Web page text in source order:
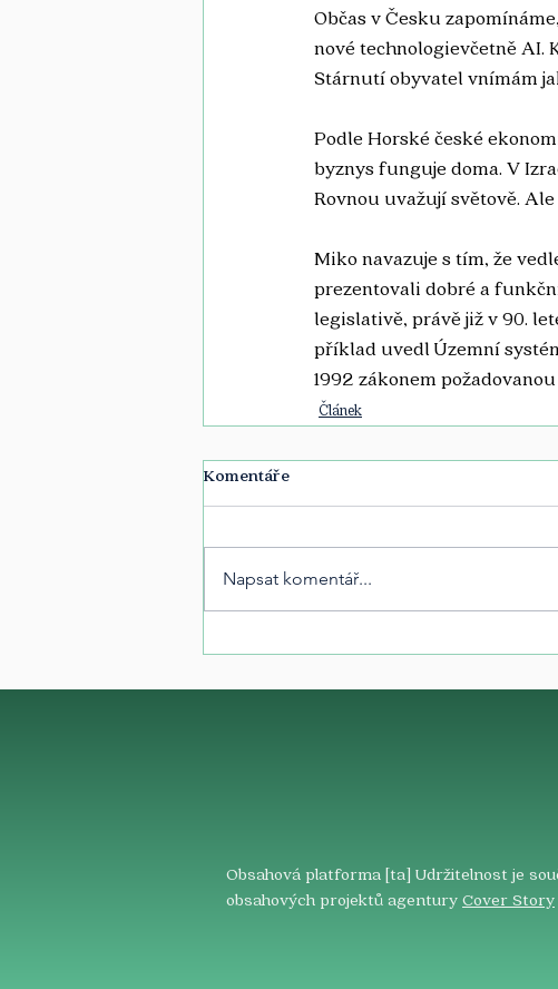
Občas v Česku
nové technologievčetně
Stárnutí obyvatel vnímám
Podle Horské české
byznys funguje doma. V
Rovnou uvažují světově.
Miko navazuje s tím, že
prezentovali dobré a
legislativě, právě již v 90.
příklad uvedl Územní
1992 zákonem
Článek
Komentáře
Napsat komentář...
Obsahová platforma [ta] Udržitelnost je
obsahových projektů agentury Cover Story